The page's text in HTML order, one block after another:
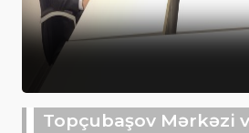
Topçubaşov Mərkəzi